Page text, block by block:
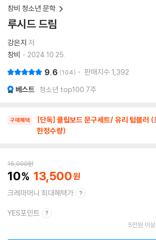
창비 청소년 문학
루시드 드림
강은지 저
창비
2024.10.25.
9.6 104 판매지수 1,392
베스트 청소년 top100 7주
구매혜택
[단독] 클립보드 문구세트/ 유리 텀블러 (
한정수량)
15,000원
10 13,500
크레마머니 최대혜택가
YES포인트
5만원 이